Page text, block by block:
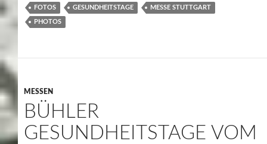
FOTOS GESUNDHEITSTAGE MESSE STUTTGART
PHOTOS
MESSEN
BÜHLER
GESUNDHEITSTAGE VOM